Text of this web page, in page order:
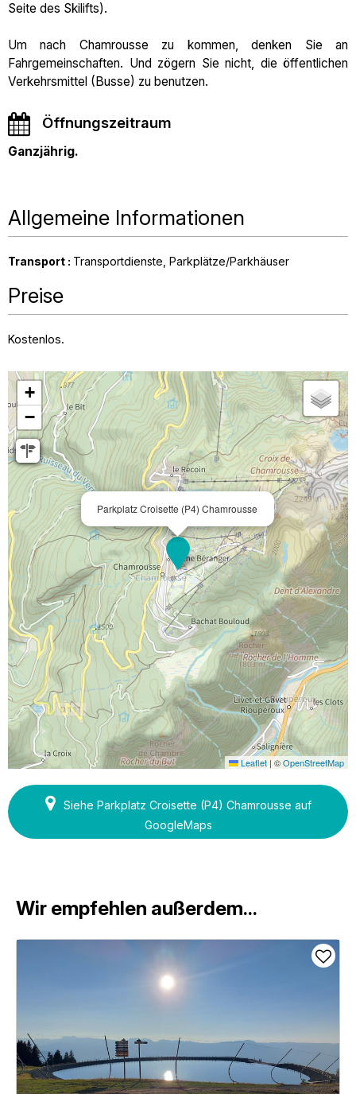
Seite des Skilifts).
Um nach Chamrousse zu kommen, denken Sie an
Fahrgemeinschaften. Und zögern Sie nicht, die öffentlichen
Verkehrsmittel (Busse) zu benutzen.
Öffnungszeitraum
Ganzjährig.
Allgemeine Informationen
Transport : Transportdienste Parkplätze/Parkhäuser
Preise
Kostenlos.
Parkplatz Croisette (P4) Chamrousse
+
−
Leaflet |©OpenStreetMap
Siehe Parkplatz Croisette (P4) Chamrousse auf
GoogleMaps
Wir empfehlen außerdem...